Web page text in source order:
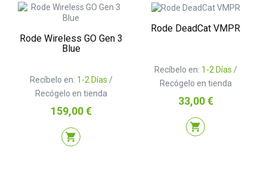
Rode Wireless GO Gen 3
Blue
Recíbelo en: 1-2 Días /
Recógelo en tienda
Precio
159,00 €
shopping_cart
Rode DeadCat VMPR
Recíbelo en: 1-2 Días /
Recógelo en tienda
Precio
33,00 €
shopping_cart